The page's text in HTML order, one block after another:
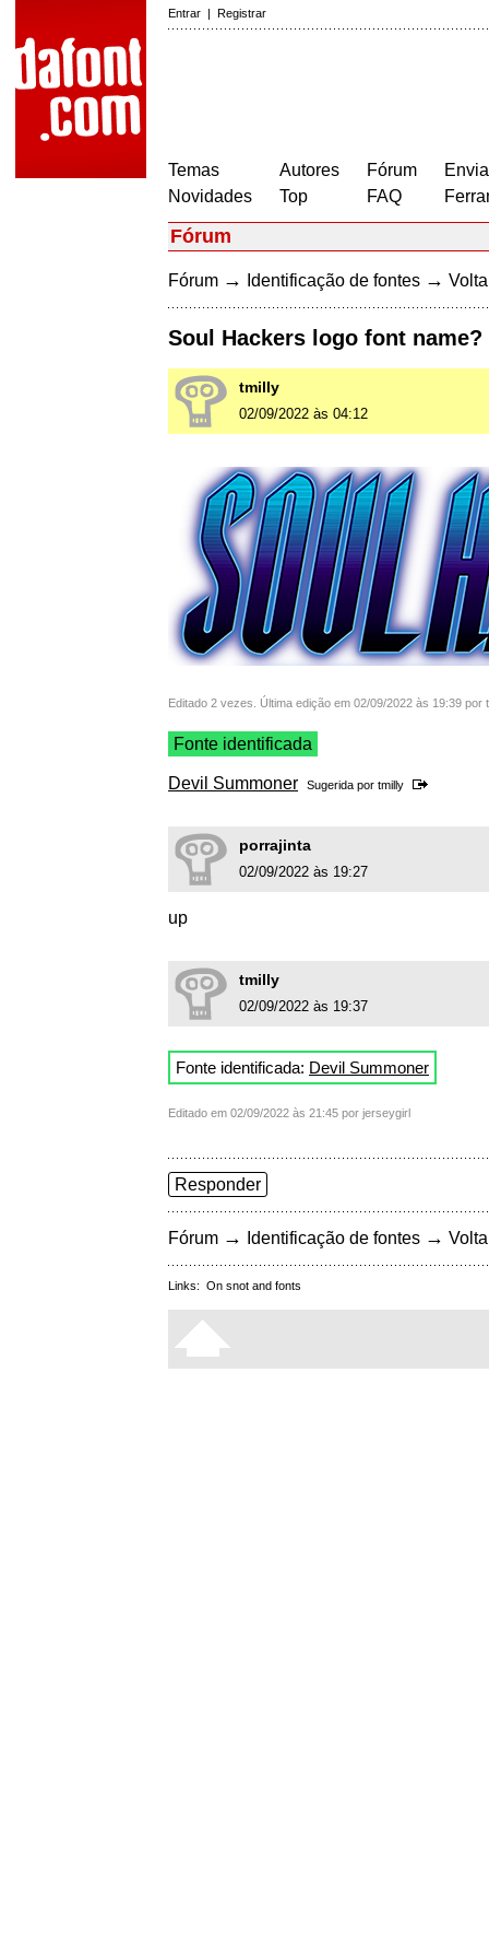
Entrar | Registrar
Temas
Novidades
Autores
Top
Fórum
FAQ
Fórum
Fórum → Identificação de fontes →
Soul Hackers logo font name?
tmilly
02/09/2022 às 04:12
Editado 2 vezes. Última edição em 02/09/2022 às 19:39 por
Fonte identificada
Devil Summoner Sugerida por tmilly
porrajinta
02/09/2022 às 19:27
up
tmilly
02/09/2022 às 19:37
Fonte identificada: Devil Summoner
Editado em 02/09/2022 às 21:45 por jerseygirl
Responder
Fórum → Identificação de fontes →
Links: On snot and fonts